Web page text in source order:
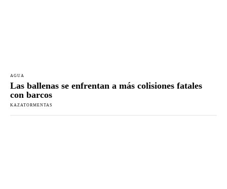
AGUA
Las ballenas se enfrentan a más colisiones fatales
con barcos
KAZATORMENTAS